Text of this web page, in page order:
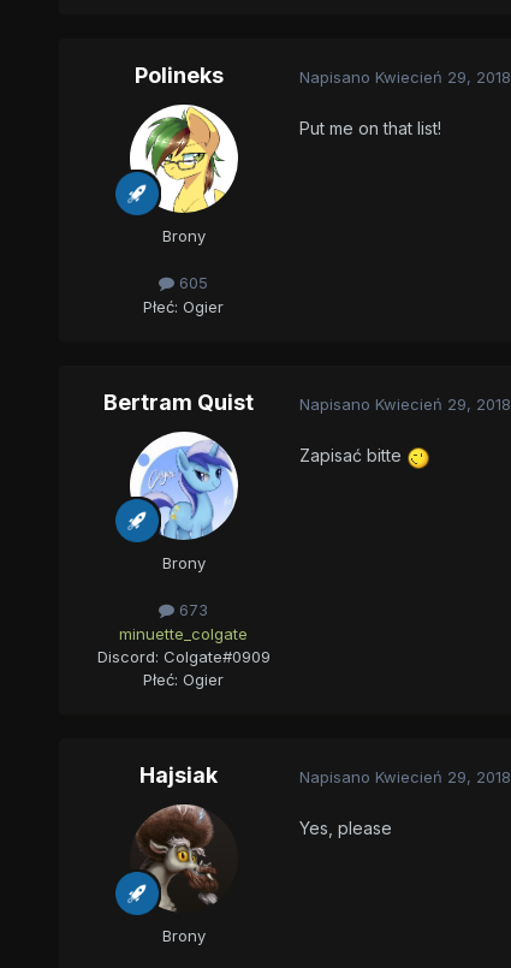
Polineks
Brony
605
Płeć: Ogier
Napisano Kwiecień 29, 2018
Put me on that list!
Bertram Quist
Brony
673
minuette_colgate
Discord: Colgate#0909
Płeć: Ogier
Napisano Kwiecień 29, 2018
Zapisać bitte
Hajsiak
Brony
Napisano Kwiecień 29, 2018
Yes, please